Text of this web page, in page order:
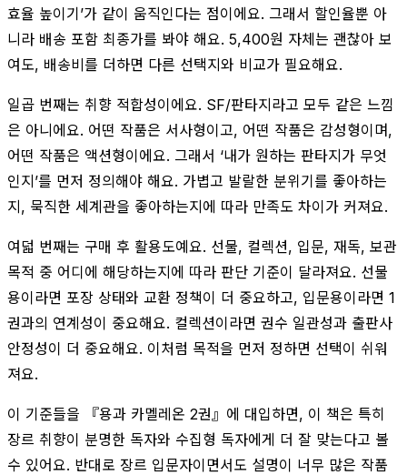
효율 높이기’가 같이 움직인다는 점이에요. 그래서 할인율뿐 아
니라 배송 포함 최종가를 봐야 해요. 5,400원 자체는 괜찮아 보
여도, 배송비를 더하면 다른 선택지와 비교가 필요해요.
일곱 번째는 취향 적합성이에요. SF/판타지라고 모두 같은 느낌
은 아니에요. 어떤 작품은 서사형이고, 어떤 작품은 감성형이며,
어떤 작품은 액션형이에요. 그래서 ‘내가 원하는 판타지가 무엇
인지’를 먼저 정의해야 해요. 가볍고 발랄한 분위기를 좋아하는
지, 묵직한 세계관을 좋아하는지에 따라 만족도 차이가 커져요.
여덟 번째는 구매 후 활용도예요. 선물, 컬렉션, 입문, 재독, 보관
목적 중 어디에 해당하는지에 따라 판단 기준이 달라져요. 선물
용이라면 포장 상태와 교환 정책이 더 중요하고, 입문용이라면 1
권과의 연계성이 중요해요. 컬렉션이라면 권수 일관성과 출판사
안정성이 더 중요해요. 이처럼 목적을 먼저 정하면 선택이 쉬워
져요.
이 기준들을 『용과 카멜레온 2권』에 대입하면, 이 책은 특히
장르 취향이 분명한 독자와 수집형 독자에게 더 잘 맞는다고 볼
수 있어요. 반대로 장르 입문자이면서도 설명이 너무 많은 작품